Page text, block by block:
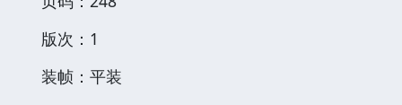
版次：1
装帧：平装